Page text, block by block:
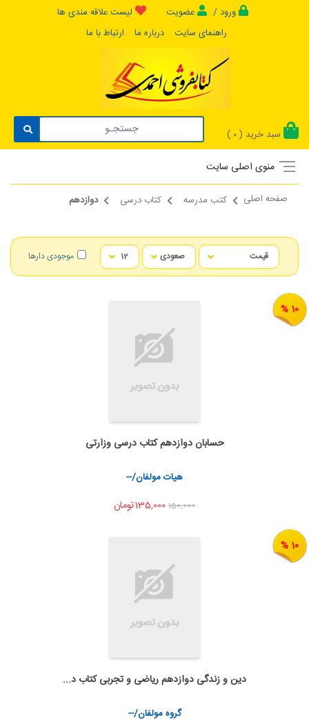
ورود / عضویت
لیست علاقه مندی ها
راهنمای سایت
درباره ما ارتباط با ما
سبد خرید ( 0
)
منوی اصلی سایت
صفحه اصلی کتب مدرسه کتاب درسی دوازدهم
موجودی دارها
10 %
اضافه به سبد خرید
اشتراک گذاری
حسابان دوازدهم کتاب درسی وزارتی
هیات مولفان/--
150,000
10 %
اضافه به سبد خرید
اشتراک گذاری
دین و زندگی دوازدهم ریاضی و تجربی کتاب د...
گروه مولفان/--